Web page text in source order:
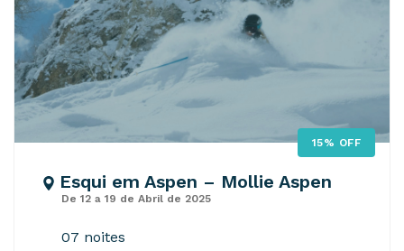
15% OFF
Esqui em Aspen – Mollie Aspen
De 12 a 19 de Abril de 2025
07 noites